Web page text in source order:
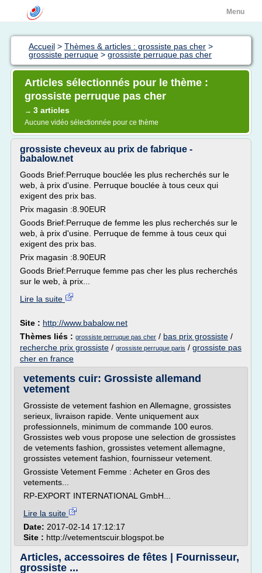
Menu
Accueil > Thèmes & articles : grossiste pas cher >
grossiste perruque > grossiste perruque pas cher
Articles sélectionnés pour le thème :
grossiste perruque pas cher
→ 3 articles
Aucune vidéo sélectionnée pour ce thème
grossiste cheveux au prix de fabrique -
babalow.net
Goods Brief:Perruque bouclée les plus recherchés sur le
web, à prix d'usine. Perruque bouclée à tous ceux qui
exigent des prix bas.
Prix magasin :8.90EUR
Goods Brief:Perruque de femme les plus recherchés sur le
web, à prix d'usine. Perruque de femme à tous ceux qui
exigent des prix bas.
Prix magasin :8.90EUR
Goods Brief:Perruque femme pas cher les plus recherchés
sur le web, à prix...
Lire la suite
Site : http://www.babalow.net
Thèmes liés : grossiste perruque pas cher / bas prix grossiste /
recherche prix grossiste / grossiste perruque paris / grossiste pas
cher en france
vetements cuir: Grossiste allemand
vetement
Grossiste de vetement fashion en Allemagne, grossistes
serieux, livraison rapide. Vente uniquement aux
professionnels, minimum de commande 100 euros.
Grossistes web vous propose une selection de grossistes
de vetements fashion, grossistes vetement allemagne,
grossistes vetement fashion, fournisseur vetement.
Grossiste Vetement Femme : Acheter en Gros des
vetements...
RP-EXPORT INTERNATIONAL GmbH...
Lire la suite
Date: 2017-02-14 17:12:17
Site : http://vetementscuir.blogspot.be
Articles, accessoires de fêtes | Fournisseur,
grossiste ...